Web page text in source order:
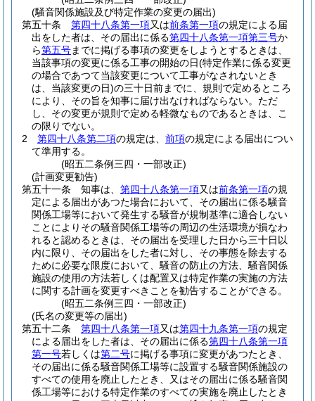
(騒音関係施設及び特定作業の変更の届出)
第五十条
第四十八条第一項又は前条第一項の規定による届
出をした者は、その届出に係る第四十八条第一項第三号か
ら第五号までに掲げる事項の変更をしようとするときは、
当該事項の変更に係る工事の開始の日(特定作業に係る変更
の場合であつて当該変更について工事がなされないとき
は、当該変更の日)の三十日前までに、規則で定めるところ
により、その旨を知事に届け出なければならない。 ただ
し、その変更が規則で定める軽微なものであるときは、こ
の限りでない。
2
第四十八条第二項の規定は、 前項の規定による届出につい
て準用する。
(昭五二条例三四・一部改正)
(計画変更勧告)
第五十一条
知事は、 第四十八条第一項又は前条第一項の規
定による届出があつた場合において、その届出に係る騒音
関係工場等において発生する騒音が規制基準に適合しない
ことによりその騒音関係工場等の周辺の生活環境が損なわ
れると認めるときは、その届出を受理した日から三十日以
内に限り、その届出をした者に対し、その事態を除去する
ために必要な限度において、騒音の防止の方法、騒音関係
施設の使用の方法若しくは配置又は特定作業の実施の方法
に関する計画を変更すべきことを勧告することができる。
(昭五二条例三四・一部改正)
(氏名の変更等の届出)
第五十二条
第四十八条第一項又は第四十九条第一項の規定
による届出をした者は、その届出に係る第四十八条第一項
第一号若しくは第二号に掲げる事項に変更があつたとき、
その届出に係る騒音関係工場等に設置する騒音関係施設の
すべての使用を廃止したとき、又はその届出に係る騒音関
係工場等における特定作業のすべての実施を廃止したとき